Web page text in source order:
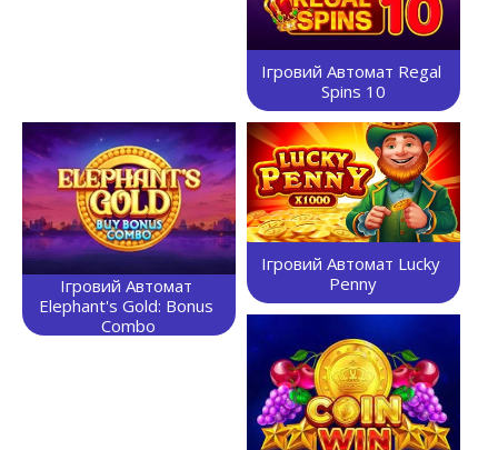
Ігровий Автомат Regal
Spins 10
Ігровий Автомат
Elephant's Gold: Bonus
Combo
Ігровий Автомат Lucky
Penny